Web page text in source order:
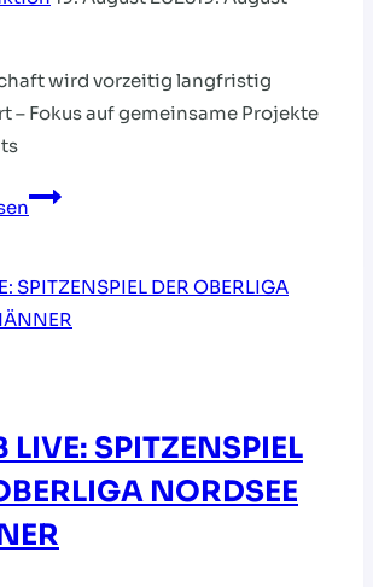
wird vorzeitig langfristig
– Fokus auf gemeinsame Projekte
HVNB
setzen
ihre
LIVE: SPITZENSPIEL
NORDSEE